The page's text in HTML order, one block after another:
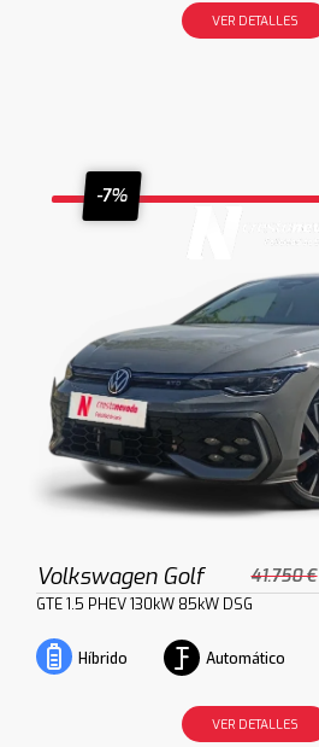
VER DETALLES
-7%
Volkswagen Golf 41.750 €
GTE 1.5 PHEV 130kW 85kW DSG
Híbrido Automático
VER DETALLES